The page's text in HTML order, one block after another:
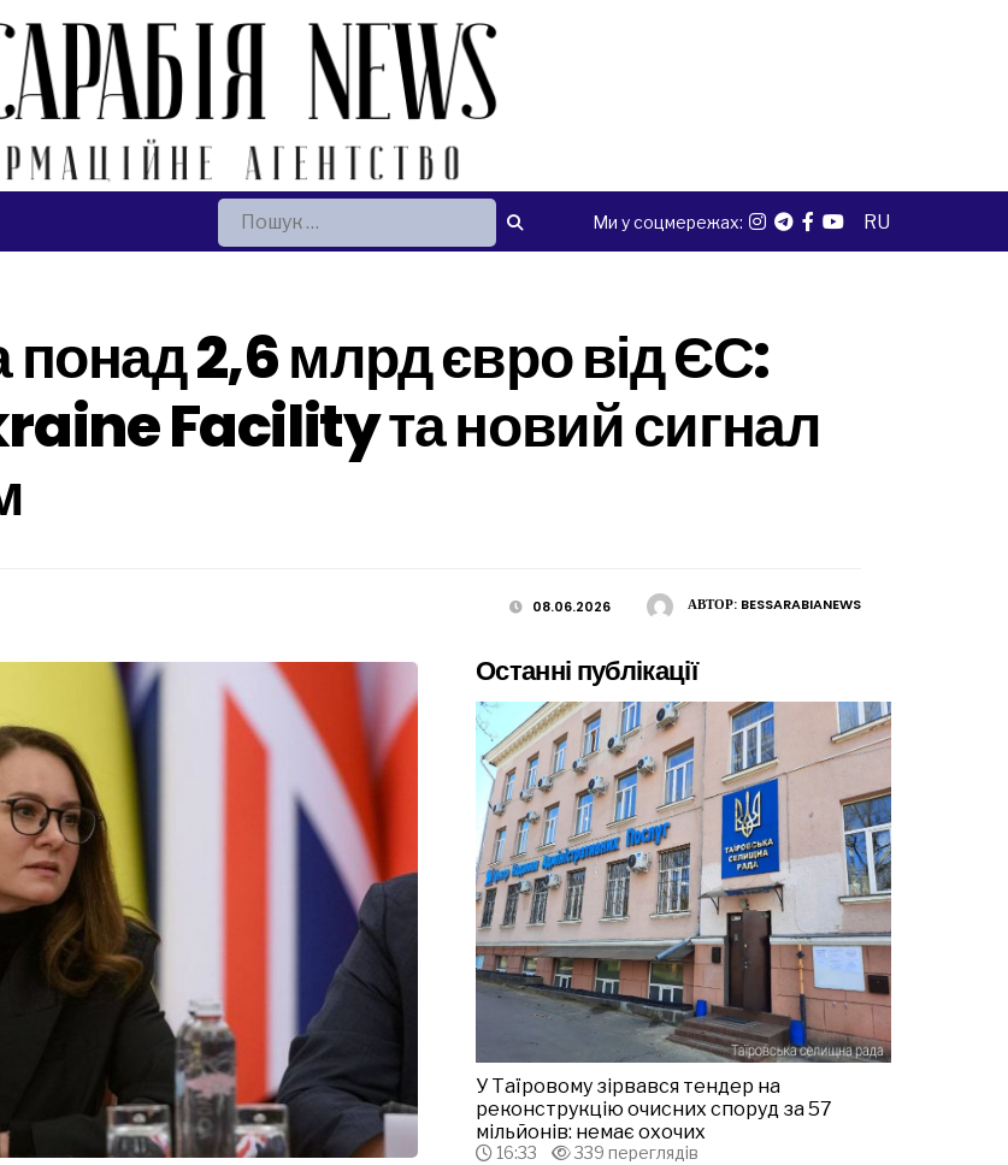
Пошук: Ми у соцмережах: RU
понад 2,6 млрд євро від ЄС:
Facility та новий сигнал
АВТОР: BESSARABIANEWS
08.06.2026
Останні публікації
У Таїровому зірвався тендер на
реконструкцію очисних споруд за 57
мільйонів: немає охочих
16:33 339 переглядів